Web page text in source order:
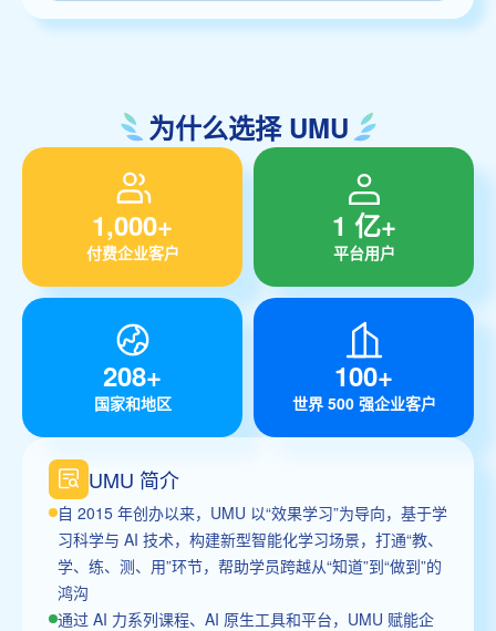
为什么选择 UMU
1,000+
付费企业客户
1 亿+
平台用户
208+
国家和地区
100+
世界 500 强企业客户
UMU 简介
自 2015 年创办以来，UMU 以“效果学习”为导向，基于学
习科学与 AI 技术，构建新型智能化学习场景，打通“教、
学、练、测、用”环节，帮助学员跨越从“知道”到“做到”的
鸿沟
通过 AI 力系列课程、AI 原生工具和平台，UMU 赋能企